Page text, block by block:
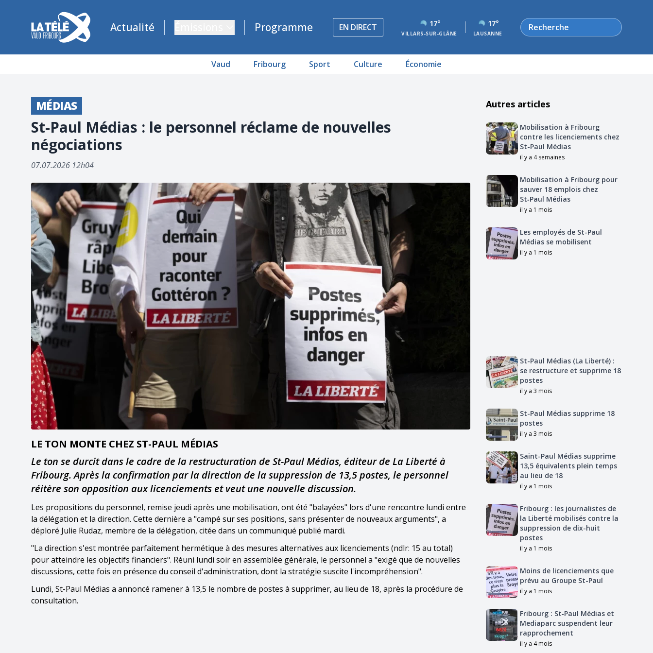
La Télé - Télévision régionale Vaud et Fribourg
Actualité Programme EN DIRECT 17°
VILLARS-SUR-GLÂNE
17°
LAUSANNE
Rechercher
Vaud Fribourg Sport Culture Économie
MÉDIAS
St-Paul Médias : le personnel réclame de nouvelles
négociations
07.07.2026 12h04
LE TON MONTE CHEZ ST-PAUL MÉDIAS
Le ton se durcit dans le cadre de la restructuration de St-Paul Médias, éditeur de La Liberté à
Fribourg. Après la confirmation par la direction de la suppression de 13,5 postes, le personnel
réitère son opposition aux licenciements et veut une nouvelle discussion.
Les propositions du personnel, remise jeudi après une mobilisation, ont été "balayées" lors d'une rencontre lundi entre
la délégation et la direction. Cette dernière a "campé sur ses positions, sans présenter de nouveaux arguments", a
déploré Julie Rudaz, membre de la délégation, citée dans un communiqué publié mardi.
"La direction s'est montrée parfaitement hermétique à des mesures alternatives aux licenciements (ndlr: 15 au total)
pour atteindre les objectifs financiers". Réuni lundi soir en assemblée générale, le personnel a "exigé que de nouvelles
discussions, cette fois en présence du conseil d'administration, dont la stratégie suscite l'incompréhension".
Lundi, St-Paul Médias a annoncé ramener à 13,5 le nombre de postes à supprimer, au lieu de 18, après la procédure de
consultation.
Autres articles
Mobilisation à Fribourg
contre les licenciements chez
St-Paul Médias
il y a 4 semaines
Mobilisation à Fribourg pour
sauver 18 emplois chez
St‑Paul Médias
il y a 1 mois
Les employés de St-Paul
Médias se mobilisent
il y a 1 mois
St-Paul Médias (La Liberté) :
se restructure et supprime 18
postes
il y a 3 mois
St-Paul Médias supprime 18
postes
il y a 3 mois
Saint-Paul Médias supprime
13,5 équivalents plein temps
au lieu de 18
il y a 1 mois
Fribourg : les journalistes de
la Liberté mobilisés contre la
suppression de dix-huit
postes
il y a 1 mois
Moins de licenciements que
prévu au Groupe St-Paul
il y a 1 mois
Fribourg : St‑Paul Médias et
Mediaparc suspendent leur
rapprochement
il y a 4 mois